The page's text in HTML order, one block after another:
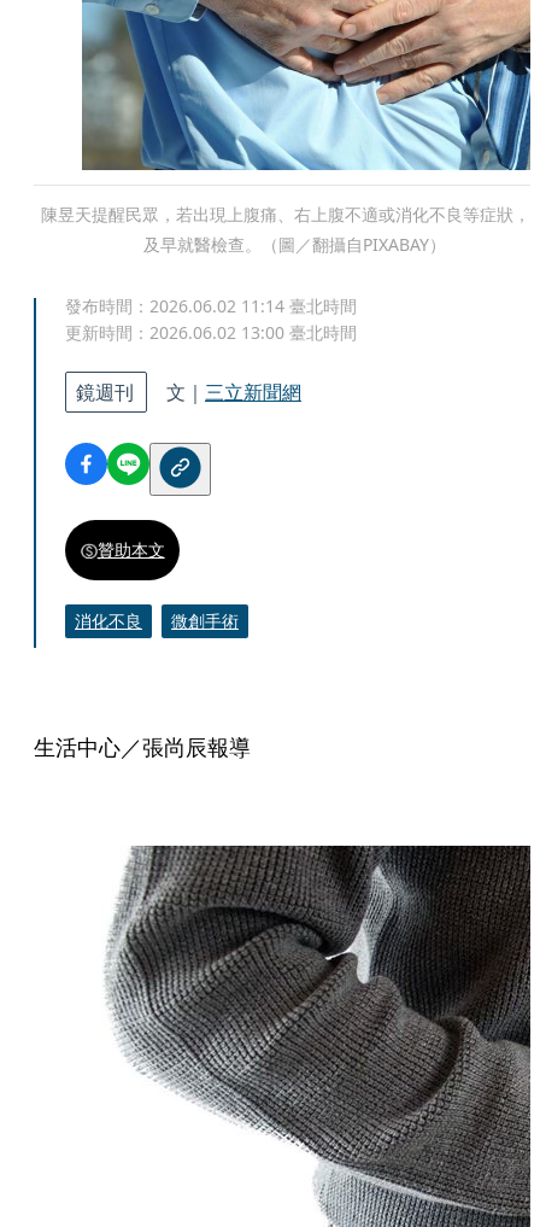
陳昱天提醒民眾，若出現上腹痛、右上腹不適或消化不良等症狀，
及早就醫檢查。（圖／翻攝自PIXABAY）
發布時間： 2026.06.02 11:14 臺北時間
更新時間： 2026.06.02 13:00 臺北時間
鏡週刊 文｜ 三立新聞網
贊助本文
消化不良 微創手術
生活中心／張尚辰報導